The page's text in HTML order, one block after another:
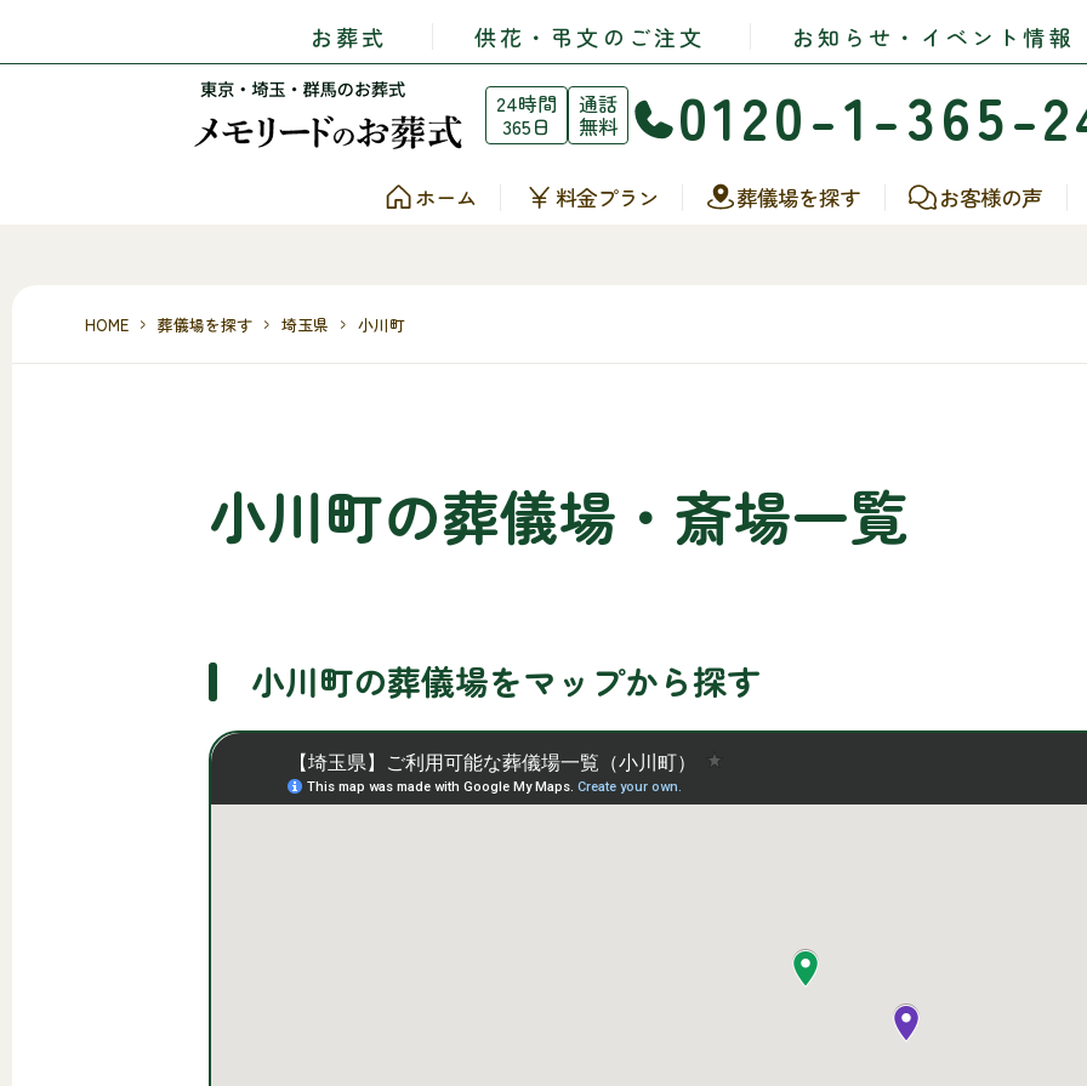
お葬式 供花・弔文のご注文 お知らせ・イベント情報
24時間
365日
通話
無料 0120-1-365-
ホーム 料金プラン 葬儀場を探す お客様の声
HOME 葬儀場を探す 埼玉県 小川町
小川町の葬儀場・斎場一覧
小川町の葬儀場をマップから探す